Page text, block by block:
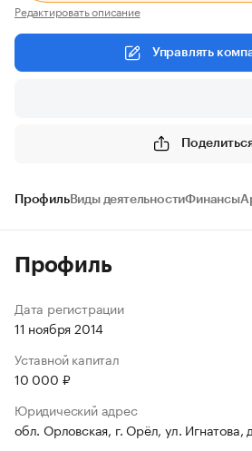
Редактировать описание
Управлять
ПрофильВиды деятельностиФинансы
Профиль
Дата регистрации
11 ноября 2014
Уставной капитал
10 000 ₽
Юридический адрес
обл. Орловская, г. Орёл, ул. Игнатова,